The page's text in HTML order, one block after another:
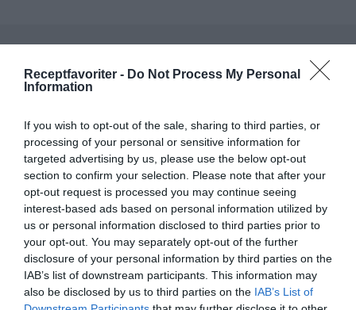
Receptfavoriter - Do Not Process My Personal
Information
If you wish to opt-out of the sale, sharing to third parties, or
processing of your personal or sensitive information for
targeted advertising by us, please use the below opt-out
section to confirm your selection. Please note that after your
opt-out request is processed you may continue seeing
interest-based ads based on personal information utilized by
us or personal information disclosed to third parties prior to
your opt-out. You may separately opt-out of the further
disclosure of your personal information by third parties on the
IAB’s list of downstream participants. This information may
also be disclosed by us to third parties on the IAB’s List of
Ugnsstekt gädda med äggsås